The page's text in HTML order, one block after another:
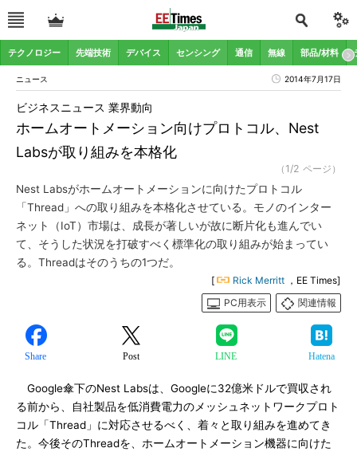
テクノロジー 先端技術 デバイス センシング 通信 無線 部品/材料
ニュース 2014年7月17日
ホームオートメーション向けプロトコル、Nest
Labsが取り組みを本格化
ビジネスニュース 業界動向
（1/2 ページ）
Nest Labsがホームオートメーションに向けたプロトコル
「Thread」への取り組みを本格化させている。モノのインター
ネット（IoT）市場は、成長が著しいが故に断片化も進んでい
て、そうした状況を打破すべく標準化の取り組みが始まってい
る。Threadはそのうちの1つだ。
[ Rick Merritt ，EE Times]
PC用表示
関連情報
Share Post LINE Hatena
Google傘下のNest Labsは、Googleに32億米ドルで買収され
る前から、自社製品を低消費電力のメッシュネットワークプロト
コル「Thread」に対応させるべく、着々と取り組みを進めてき
た。今後そのThreadを、ホームオートメーション機器に向けた